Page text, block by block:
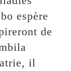
espère
de
il